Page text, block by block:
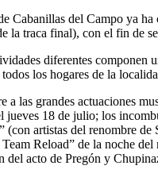
Cabanillas del Campo ya ha
la traca final), con el fin de
diferentes componen
los hogares de la
a las grandes actuaciones
jueves 18 de julio; los
(con artistas del renombre de
Reload” de la noche
del acto de Pregón y